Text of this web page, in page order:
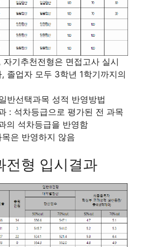
자기추천전형은 면접고사 실시
졸업자 모두 3학년 1학기까지의
반선택과목 성적 반영방법
: 석차등급으로 평가된 전 과목
의 석차등급을 반영함
은 반영하지 않음
전형 입시결과